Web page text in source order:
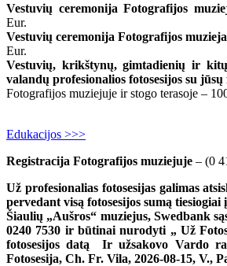
Vestuvių ceremonija Fotografijos
Eur.
Vestuvių ceremonija Fotografijos
Eur.
Vestuvių, krikštynų, gimtadienių ir
valandų profesionalios fotosesijos su
Fotografijos muziejuje ir stogo terasoje –
Edukacijos >>>
Registracija Fotografijos muziejuje – (0
Už profesionalias fotosesijas galimas
pervedant visą fotosesijos sumą tiesiogiai
Šiaulių „Aušros“ muziejus, Swedbank
0240 7530 ir būtinai nurodyti „ Už
fotosesijos datą Ir užsakovo Vardo
Fotosesija, Ch. Fr. Vila, 2026-08-15, V.,